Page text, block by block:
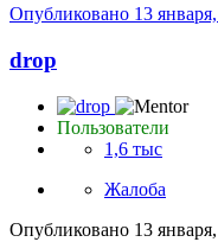
Опубликовано 13
drop
Пользователи
1,6 тыс
Жалоба
Опубликовано 13